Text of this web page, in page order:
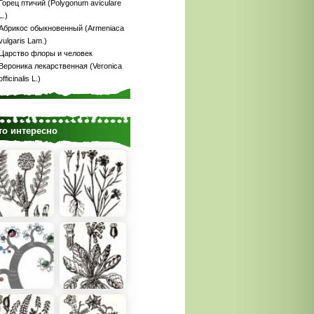
птичий (Polygonum aviculare
обыкновенный (Armeniaca
Lam.)
флоры и человек
лекарственная (Veronica
L.)
интересно